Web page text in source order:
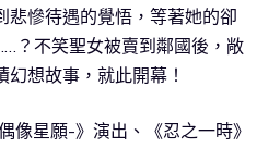
悲慘待遇的覺悟，等著她的卻
？不笑聖女被賣到鄰國後，敞
想故事，就此開幕！
像星願-》演出、《忍之一時》